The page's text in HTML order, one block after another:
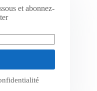
et abonnez-